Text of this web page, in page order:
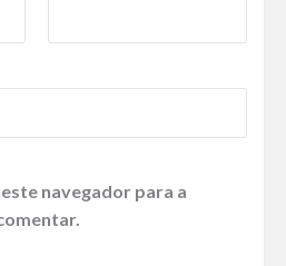
navegador para a